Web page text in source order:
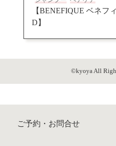
【BENEFIQUE ベネフ
D】
©kyoya All
ご予約・お問合せ